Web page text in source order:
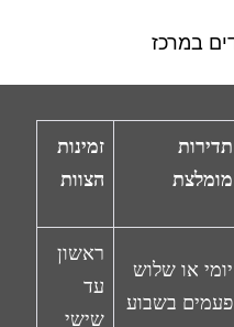
תדירות
מומלצת
זמינות
הצוות
יומי או שלוש
פעמים בשבוע
ראשון
עד
שישי